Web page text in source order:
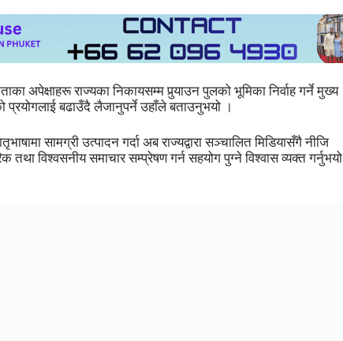
अपेक्षाहरू राज्यका निकायसम्म पुर्‍याउन पुलको भूमिका निर्वाह गर्ने मुख्य
प्रयोगलाई बढाउँदै लैजानुपर्ने उहाँले बताउनुभयो ।
सामग्री उत्पादन गर्दा अब राज्यद्वारा सञ्चालित मिडियासँगै नीजि
तथा विश्वसनीय समाचार सम्प्रेषण गर्न सहयोग पुग्ने विश्वास व्यक्त गर्नुभयो